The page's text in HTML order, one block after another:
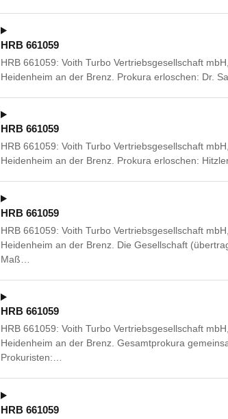
HRB 661059
HRB 661059: Voith Turbo Vertriebsgesellschaft
Heidenheim an der Brenz. Prokura erloschen: Dr.
HRB 661059
HRB 661059: Voith Turbo Vertriebsgesellschaft
Heidenheim an der Brenz. Prokura erloschen:
HRB 661059
HRB 661059: Voith Turbo Vertriebsgesellschaft
Heidenheim an der Brenz. Die Gesellschaft
Maß…
HRB 661059
HRB 661059: Voith Turbo Vertriebsgesellschaft
Heidenheim an der Brenz. Gesamtprokura
Prokuristen:…
HRB 661059